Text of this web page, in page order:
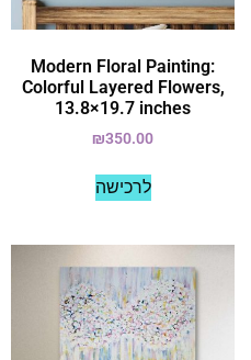
Modern Floral Painting:
Colorful Layered Flowers,
13.8×19.7 inches
₪350.00
לרכישה